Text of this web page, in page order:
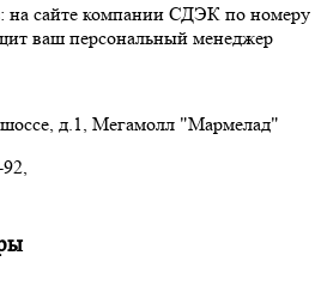
на сайте компании СДЭК по номеру
ваш персональный менеджер
д.1, Мегамолл "Мармелад"